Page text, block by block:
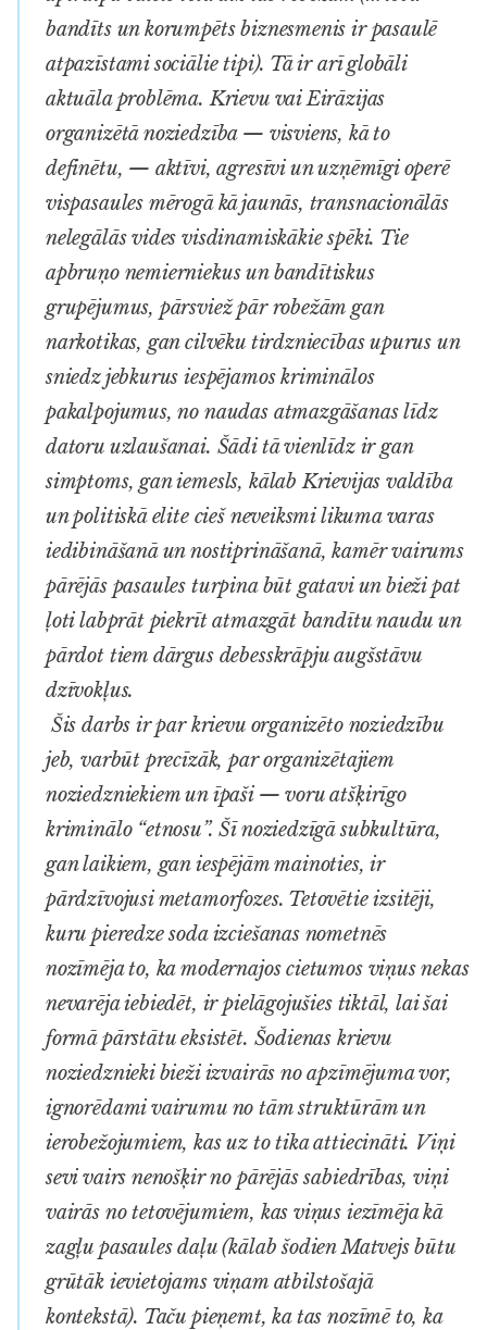
bandīts un korumpēts biznesmenis ir pasaulē
atpazīstami sociālie tipi). Tā ir arī globāli
aktuāla problēma. Krievu vai Eirāzijas
organizētā noziedzība — visviens, kā to
definētu, — aktīvi, agresīvi un uzņēmīgi operē
vispasaules mērogā kā jaunās, transnacionālās
nelegālās vides visdinamiskākie spēki. Tie
apbruņo nemierniekus un bandītiskus
grupējumus, pārsviež pār robežām gan
narkotikas, gan cilvēku tirdzniecības upurus un
sniedz jebkurus iespējamos kriminālos
pakalpojumus, no naudas atmazgāšanas līdz
datoru uzlaušanai. Šādi tā vienlīdz ir gan
simptoms, gan iemesls, kālab Krievijas valdība
un politiskā elite cieš neveiksmi likuma varas
iedibināšanā un nostiprināšanā, kamēr vairums
pārējās pasaules turpina būt gatavi un bieži pat
ļoti labprāt piekrīt atmazgāt bandītu naudu un
pārdot tiem dārgus debesskrāpju augšstāvu
dzīvokļus.
Šis darbs ir par krievu organizēto noziedzību
jeb, varbūt precīzāk, par organizētajiem
noziedzniekiem un īpaši —voruatšķirīgo
kriminālo “etnosu”. Šī noziedzīgā subkultūra,
gan laikiem, gan iespējām mainoties, ir
pārdzīvojusi metamorfozes. Tetovētie izsitēji,
kuru pieredze soda izciešanas nometnēs
nozīmēja to, ka modernajos cietumos viņus nekas
nevarēja iebiedēt, ir pielāgojušies tiktāl, lai šai
formā pārstātu eksistēt. Šodienas krievu
noziedznieki bieži izvairās no apzīmējumavor,
ignorēdami vairumu no tām struktūrām un
ierobežojumiem, kas uz to tika attiecināti. Viņi
sevi vairs nenošķir no pārējās sabiedrības, viņi
vairās no tetovējumiem, kas viņus iezīmēja kā
zagļu pasaules daļu (kālab šodien Matvejs būtu
grūtāk ievietojams viņam atbilstošajā
kontekstā). Taču pieņemt, ka tas nozīmē to, ka